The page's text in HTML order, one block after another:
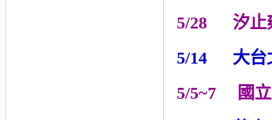
5/28 汐止
5/14 大台
5/5~7 國立